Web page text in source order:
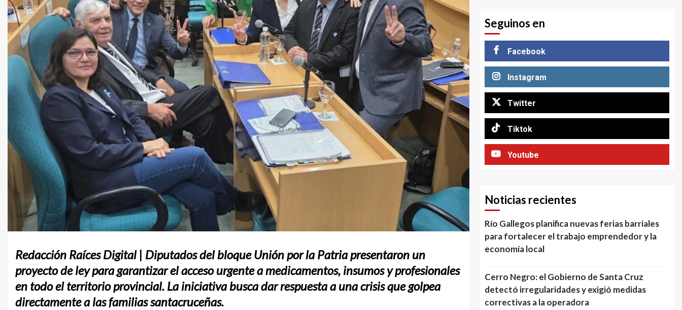
Redacción Raíces Digital | Diputados del bloque Unión por la Patria presentaron un
proyecto de ley para garantizar el acceso urgente a medicamentos, insumos y profesionales
en todo el territorio provincial. La iniciativa busca dar respuesta a una crisis que golpea
directamente a las familias santacruceñas.
Seguinos en
Facebook
Instagram
Twitter
Tiktok
Youtube
Noticias recientes
Río Gallegos planifica nuevas ferias barriales
para fortalecer el trabajo emprendedor y la
economía local
Cerro Negro: el Gobierno de Santa Cruz
detectó irregularidades y exigió medidas
correctivas a la operadora